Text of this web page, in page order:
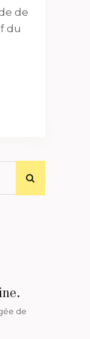
de
du
de